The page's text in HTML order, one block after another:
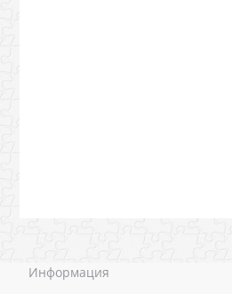
Информация